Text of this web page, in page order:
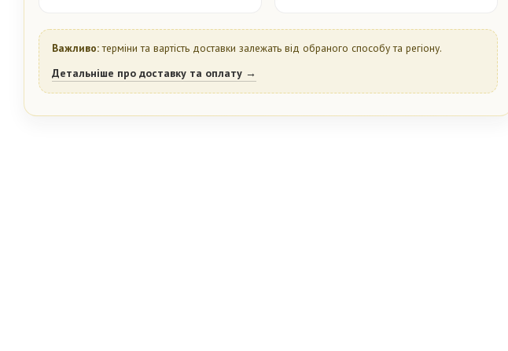
Важливо:терміни та вартість доставки залежать від обраного способу та регіону.
Детальніше про доставку та оплату →